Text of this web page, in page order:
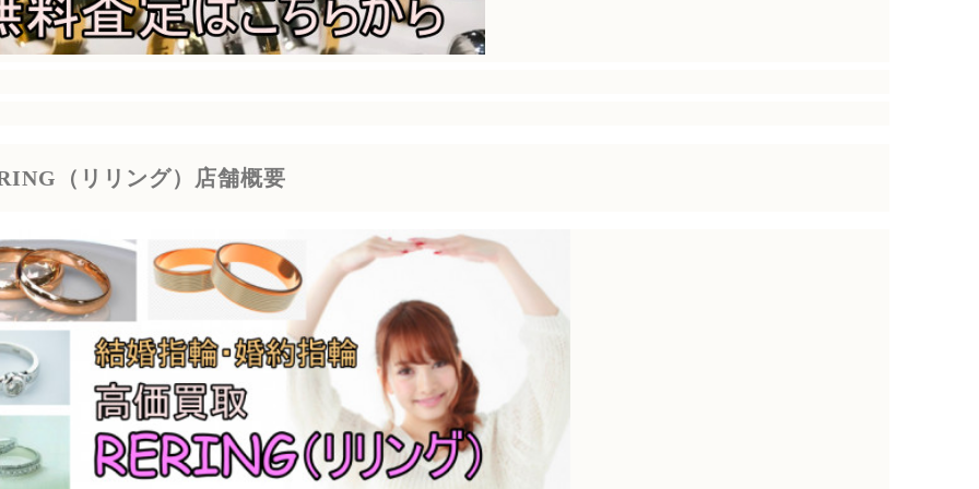
（リリング）店舗概要